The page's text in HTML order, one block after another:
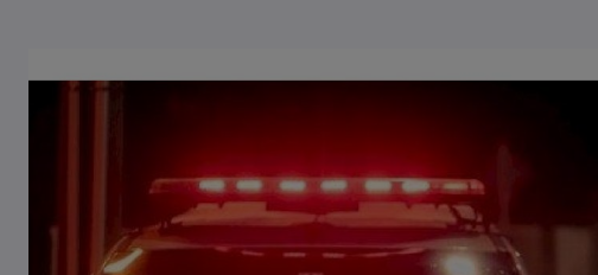
Tombamento de carreta é
registrado em Pouso Redondo
03/08/2026